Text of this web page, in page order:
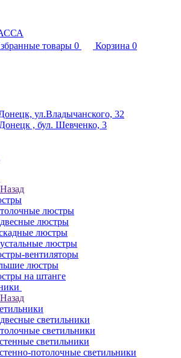
товары 0 Корзина 0
ул.Владычанского, 32
, бул. Шевченко, 3
Назад
люстры
люстры
люстры
люстры
вентиляторы
люстры
на штанге
Назад
светильники
светильники
светильники
потолочные светильники